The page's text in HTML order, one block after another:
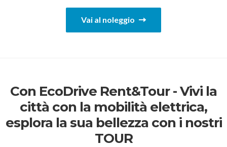
Vai al noleggio
Con EcoDrive Rent&Tour - Vivi la
città con la mobilità elettrica,
esplora la sua bellezza con i nostri
TOUR